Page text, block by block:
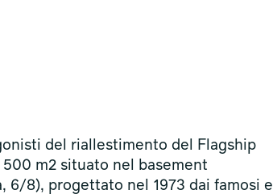
del riallestimento del Flagship
m2 situato nel basement
6/8), progettato nel 1973 dai famosi e